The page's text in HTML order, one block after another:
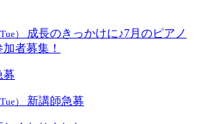
）
成長のきっかけに♪7月のピアノ
者募集！
） 新講師急募